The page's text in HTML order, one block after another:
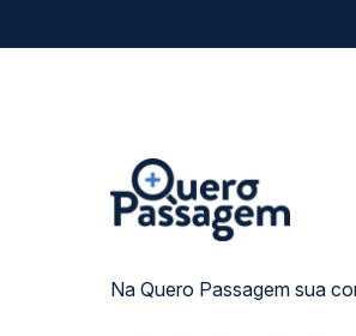
Na Quero Passagem sua